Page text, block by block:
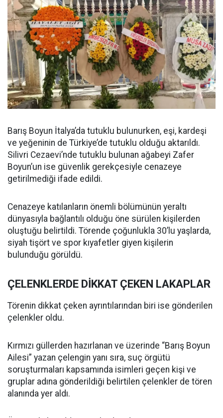
Barış Boyun İtalya’da tutuklu bulunurken, eşi, kardeşi
ve yeğeninin de Türkiye’de tutuklu olduğu aktarıldı.
Silivri Cezaevi’nde tutuklu bulunan ağabeyi Zafer
Boyun’un ise güvenlik gerekçesiyle cenazeye
getirilmediği ifade edildi.
Cenazeye katılanların önemli bölümünün yeraltı
dünyasıyla bağlantılı olduğu öne sürülen kişilerden
oluştuğu belirtildi. Törende çoğunlukla 30’lu yaşlarda,
siyah tişört ve spor kıyafetler giyen kişilerin
bulunduğu görüldü.
ÇELENKLERDE DİKKAT ÇEKEN LAKAPLAR
Törenin dikkat çeken ayrıntılarından biri ise gönderilen
çelenkler oldu.
Kırmızı güllerden hazırlanan ve üzerinde “Barış Boyun
Ailesi” yazan çelengin yanı sıra, suç örgütü
soruşturmaları kapsamında isimleri geçen kişi ve
gruplar adına gönderildiği belirtilen çelenkler de tören
alanında yer aldı.